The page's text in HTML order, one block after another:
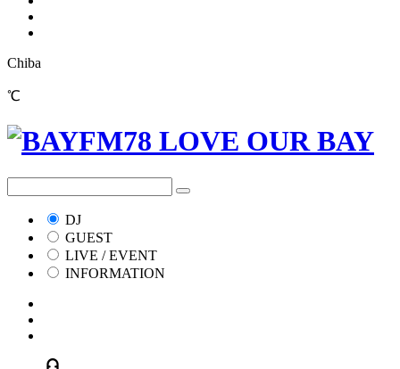
Chiba
℃
DJ
GUEST
LIVE / EVENT
INFORMATION